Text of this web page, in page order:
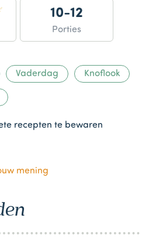
10-12
Porties
Vaderdag Knoflook
recepten te bewaren
mening